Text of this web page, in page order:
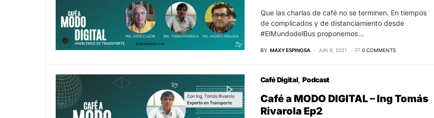
Que las charlas de café no se terminen. En tiempos
de complicados y de distanciamiento desde
#ElMundodelBus proponemos…
BY MAXY ESPINOSA JUN 8, 2021 0 COMMENTS
Café Digital Podcast
Café a MODO DIGITAL – Ing Tomás
Rivarola Ep2